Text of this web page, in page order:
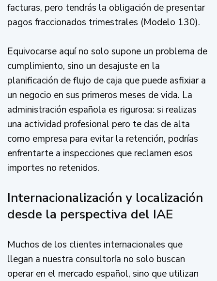
facturas, pero tendrás la obligación de presentar
pagos fraccionados trimestrales (Modelo 130).
Equivocarse aquí no solo supone un problema de
cumplimiento, sino un desajuste en la
planificación de flujo de caja que puede asfixiar a
un negocio en sus primeros meses de vida. La
administración española es rigurosa: si realizas
una actividad profesional pero te das de alta
como empresa para evitar la retención, podrías
enfrentarte a inspecciones que reclamen esos
importes no retenidos.
Internacionalización y localización
desde la perspectiva del IAE
Muchos de los clientes internacionales que
llegan a nuestra consultoría no solo buscan
operar en el mercado español, sino que utilizan